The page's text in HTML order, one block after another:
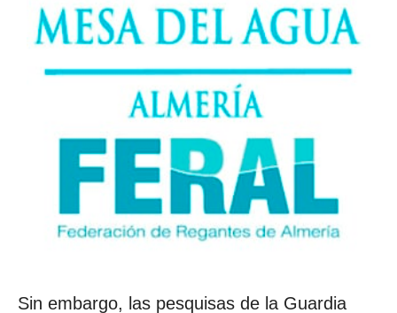
Sin embargo, las pesquisas de la Guardia